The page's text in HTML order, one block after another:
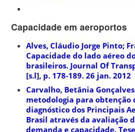
Capacidade em aeroportos
Alves, Cláudio Jorge Pinto;
Capacidade do lado aéreo
brasileiros. Journal Of
[s.l], p. 178-189. 26 jan. 2012
Carvalho, Betânia
metodologia para obtenção
diagnóstico dos Principais
Brasil através da avaliação
demanda e capacidade.